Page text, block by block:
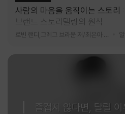
사람의 마음을 움직이는 스토리
브랜드 스토리텔링의 원칙
즐겁지 않다면, 달릴